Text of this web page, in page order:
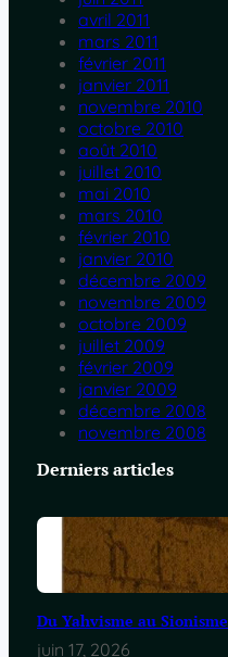
avril 2011
mars 2011
février 2011
janvier 2011
novembre 2010
octobre 2010
août 2010
juillet 2010
mai 2010
mars 2010
février 2010
janvier 2010
décembre 2009
novembre 2009
octobre 2009
juillet 2009
février 2009
janvier 2009
décembre 2008
novembre 2008
Derniers articles
Du Yahvisme au Sionisme
juin 17, 2026